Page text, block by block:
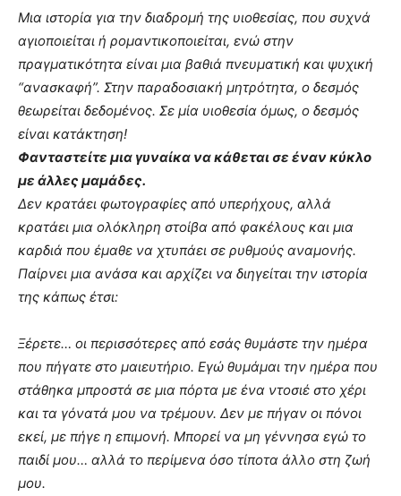
Μια ιστορία για την διαδρομή της υιοθεσίας, που συχνά
αγιοποιείται ή ρομαντικοποιείται, ενώ στην
πραγματικότητα είναι μια βαθιά πνευματική και ψυχική
“ανασκαφή”. Στην παραδοσιακή μητρότητα, ο δεσμός
θεωρείται δεδομένος. Σε μία υιοθεσία όμως, ο δεσμός
είναι κατάκτηση!
Φανταστείτε μια γυναίκα να κάθεται σε έναν κύκλο
με άλλες μαμάδες.
Δεν κρατάει φωτογραφίες από υπερήχους, αλλά
κρατάει μια ολόκληρη στοίβα από φακέλους και μια
καρδιά που έμαθε να χτυπάει σε ρυθμούς αναμονής.
Παίρνει μια ανάσα και αρχίζει να διηγείται την ιστορία
της κάπως έτσι:
Ξέρετε… οι περισσότερες από εσάς θυμάστε την ημέρα
που πήγατε στο μαιευτήριο. Εγώ θυμάμαι την ημέρα που
στάθηκα μπροστά σε μια πόρτα με ένα ντοσιέ στο χέρι
και τα γόνατά μου να τρέμουν. Δεν με πήγαν οι πόνοι
εκεί, με πήγε η επιμονή. Μπορεί να μη γέννησα εγώ το
παιδί μου… αλλά το περίμενα όσο τίποτα άλλο στη ζωή
μου.